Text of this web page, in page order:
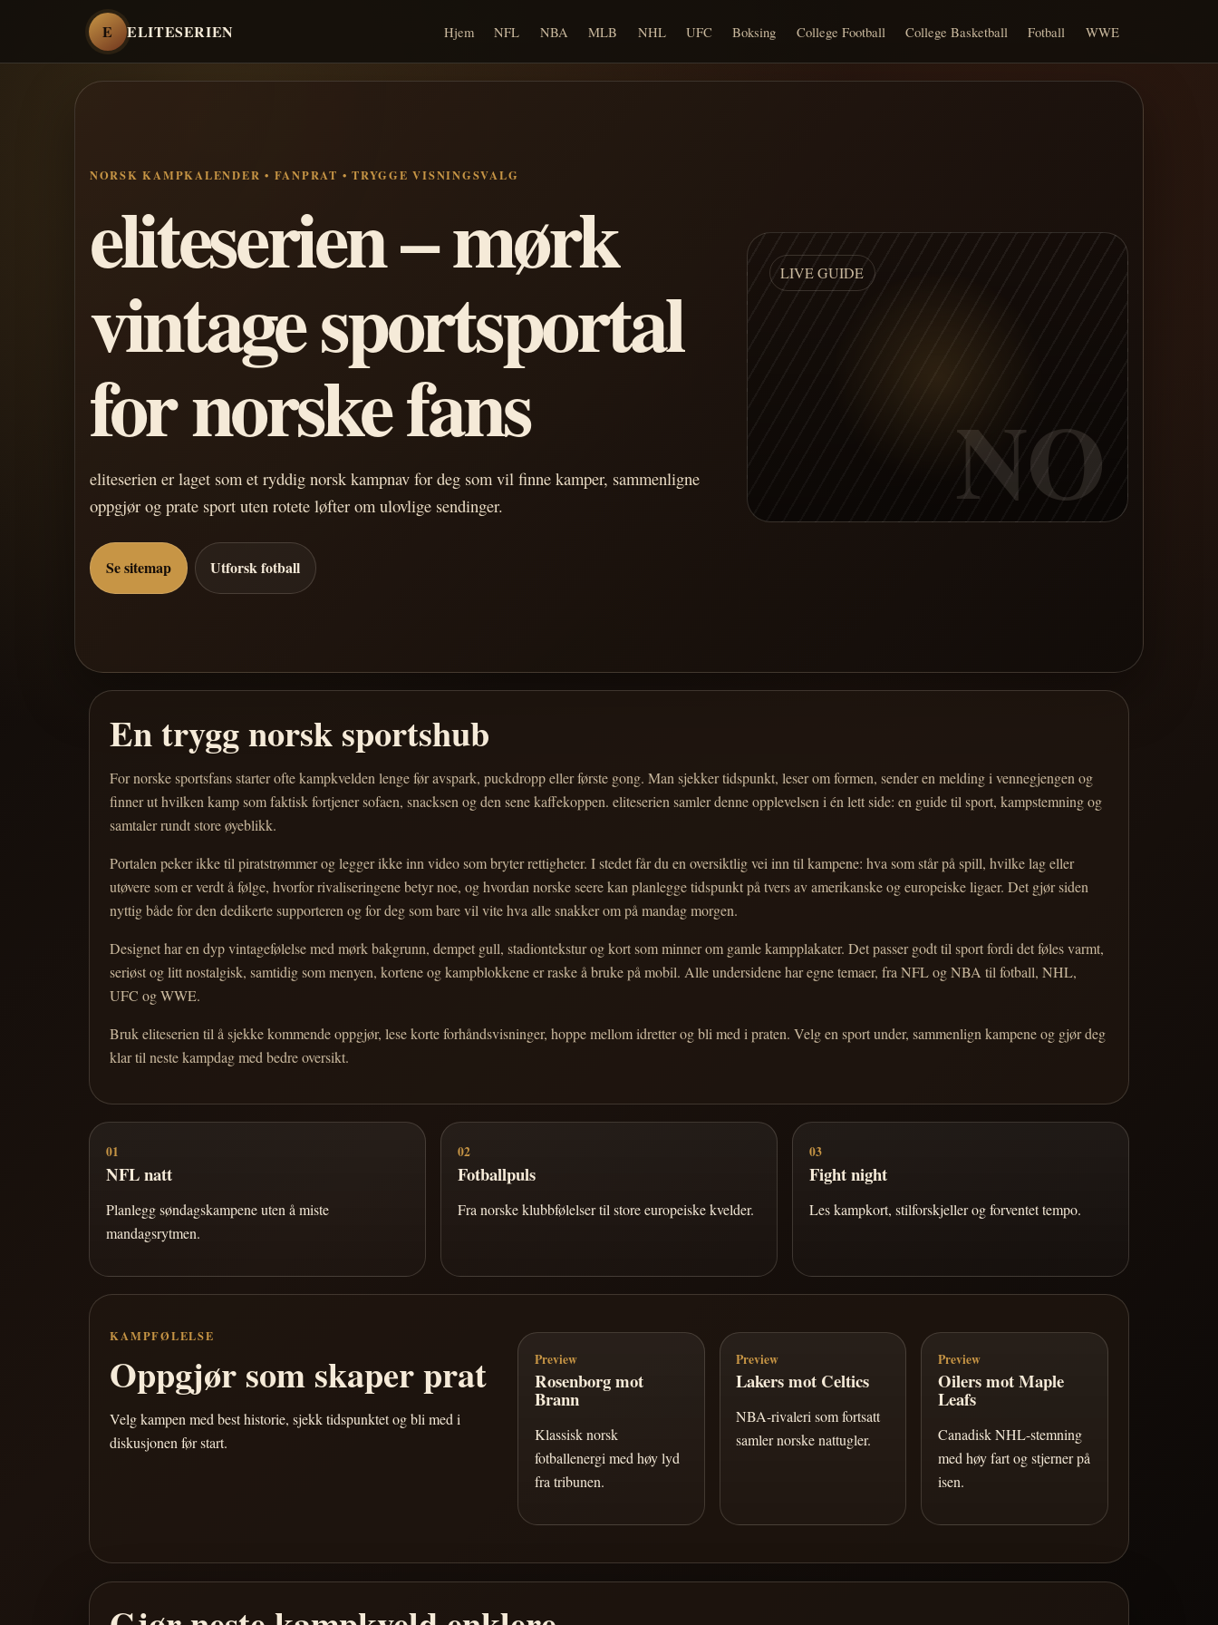
E ELITESERIEN Hjem NFL NBA MLB NHL UFC Boksing College Football College Basketball Fotball WWE
NORSK KAMPKALENDER • FANPRAT • TRYGGE VISNINGSVALG
eliteserien – mørk
vintage sportsportal
for norske fans
eliteserien er laget som et ryddig norsk kampnav for deg som vil finne kamper, sammenligne
oppgjør og prate sport uten rotete løfter om ulovlige sendinger.
Se sitemap Utforsk fotball
LIVE GUIDE
NO
En trygg norsk sportshub
For norske sportsfans starter ofte kampkvelden lenge før avspark, puckdropp eller første gong. Man sjekker tidspunkt, leser om formen, sender en melding i vennegjengen og
finner ut hvilken kamp som faktisk fortjener sofaen, snacksen og den sene kaffekoppen. eliteserien samler denne opplevelsen i én lett side: en guide til sport, kampstemning og
samtaler rundt store øyeblikk.
Portalen peker ikke til piratstrømmer og legger ikke inn video som bryter rettigheter. I stedet får du en oversiktlig vei inn til kampene: hva som står på spill, hvilke lag eller
utøvere som er verdt å følge, hvorfor rivaliseringene betyr noe, og hvordan norske seere kan planlegge tidspunkt på tvers av amerikanske og europeiske ligaer. Det gjør siden
nyttig både for den dedikerte supporteren og for deg som bare vil vite hva alle snakker om på mandag morgen.
Designet har en dyp vintagefølelse med mørk bakgrunn, dempet gull, stadiontekstur og kort som minner om gamle kampplakater. Det passer godt til sport fordi det føles varmt,
seriøst og litt nostalgisk, samtidig som menyen, kortene og kampblokkene er raske å bruke på mobil. Alle undersidene har egne temaer, fra NFL og NBA til fotball, NHL,
UFC og WWE.
Bruk eliteserien til å sjekke kommende oppgjør, lese korte forhåndsvisninger, hoppe mellom idretter og bli med i praten. Velg en sport under, sammenlign kampene og gjør deg
klar til neste kampdag med bedre oversikt.
01
NFL natt
Planlegg søndagskampene uten å miste
mandagsrytmen.
02
Fotballpuls
Fra norske klubbfølelser til store europeiske kvelder.
03
Fight night
Les kampkort, stilforskjeller og forventet tempo.
KAMPFØLELSE
Oppgjør som skaper prat
Velg kampen med best historie, sjekk tidspunktet og bli med i
diskusjonen før start.
Preview
Rosenborg mot
Brann
Klassisk norsk
fotballenergi med høy lyd
fra tribunen.
Preview
Lakers mot Celtics
NBA-rivaleri som fortsatt
samler norske nattugler.
Preview
Oilers mot Maple
Leafs
Canadisk NHL-stemning
med høy fart og stjerner på
isen.